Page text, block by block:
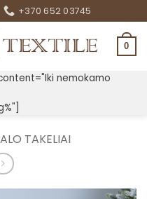
+370 652 03745
0
nemokamo
TAKELIAI